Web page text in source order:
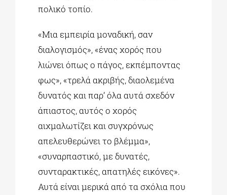
πολικό τοπίο.
«Μια εμπειρία μοναδική, σαν
διαλογισμός», «ένας χορός που
λιώνει όπως ο πάγος, εκπέμποντας
φως», «τρελά ακριβής, διαολεμένα
δυνατός και παρ’ όλα αυτά σχεδόν
άπιαστος, αυτός ο χορός
αιχμαλωτίζει και συγχρόνως
απελευθερώνει το βλέμμα»,
«συναρπαστικό, με δυνατές,
συνταρακτικές, απατηλές εικόνες».
Αυτά είναι μερικά από τα σχόλια που